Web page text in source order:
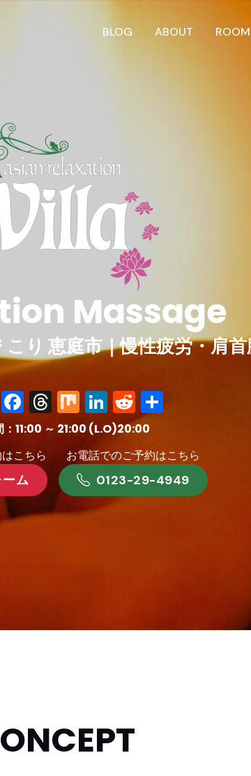
BLOG ABOUT
Massage
こり 恵庭市｜慢性疲労・肩
LineFacebook
Threads
MixLinkedIn
Reddit
：11:00 ～ 21:00 (L.O)20:00
こちら
ーム
お電話でのご予約はこちら
0123-29-4949